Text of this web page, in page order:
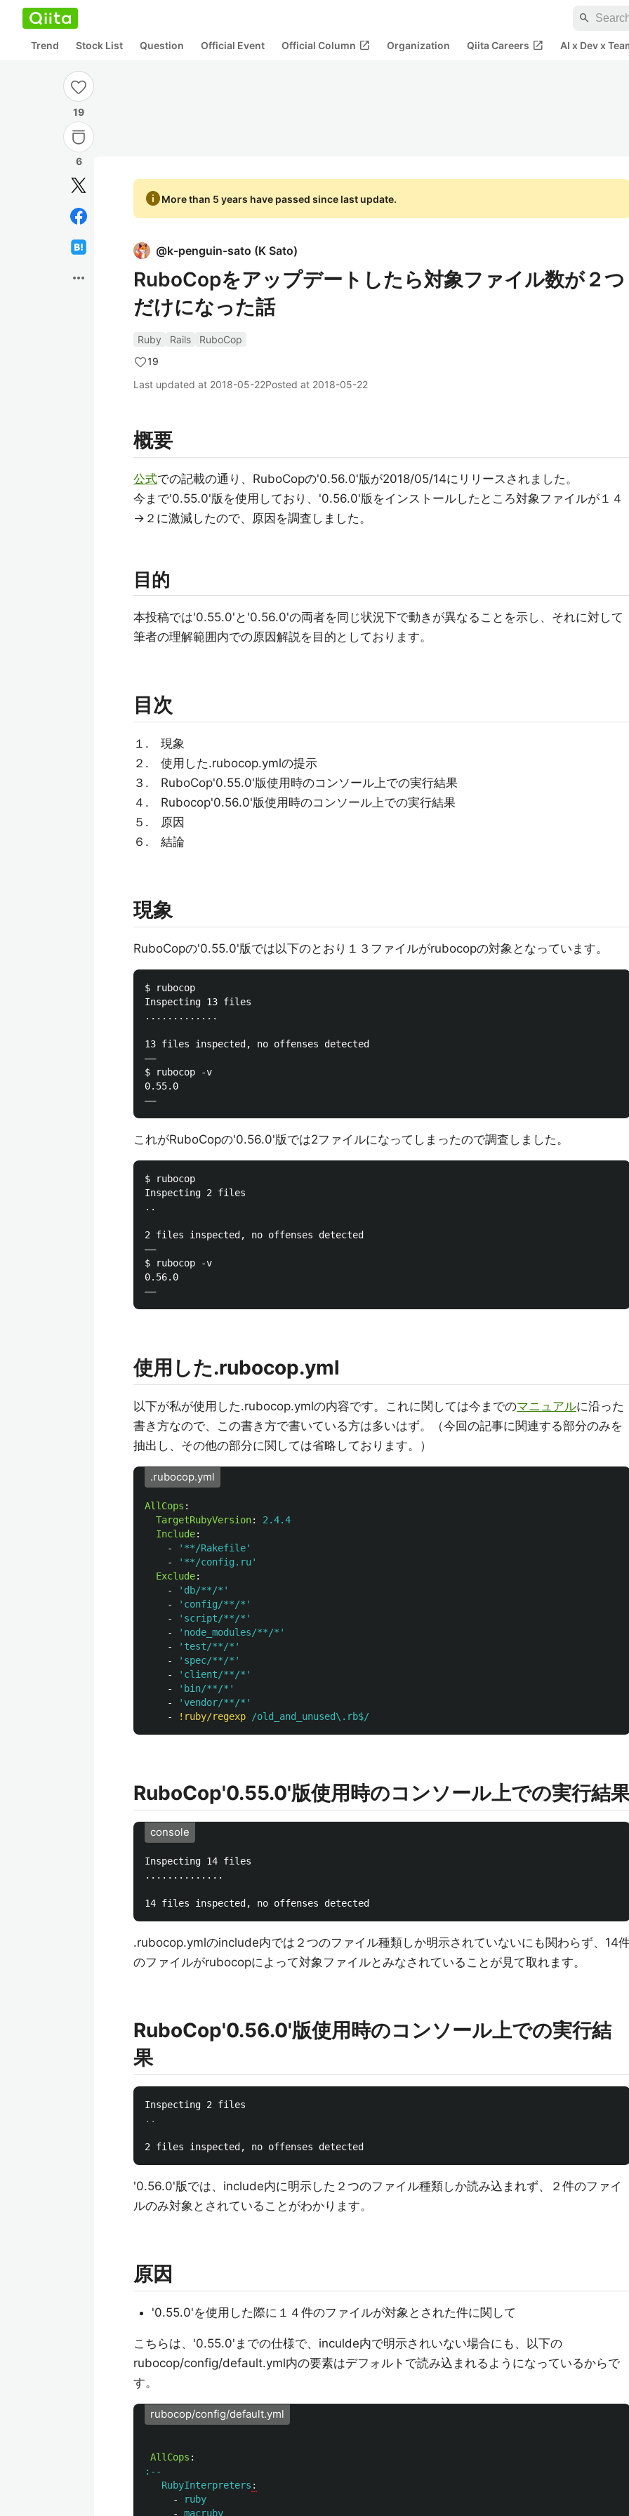
search
Trend Stock List Question Official Event Official Column open_in_new Organization Qiita Careers open_in_new AI x Dev x
19
6
more_horiz
infoMore than 5 years have passed since last update.
@k-penguin-sato (K Sato)
RuboCopをアップデートしたら対象ファイル数が２つ
だけになった話
Ruby Rails
RuboCop
19
Last updated at 2018-05-22Posted at 2018-05-22
概要
公式での記載の通り、RuboCopの'0.56.0'版が2018/05/14にリリースされました。
今まで'0.55.0'版を使用しており、'0.56.0'版をインストールしたところ対象ファイルが１４
→２に激減したので、原因を調査しました。
目的
本投稿では'0.55.0'と'0.56.0'の両者を同じ状況下で動きが異なることを示し、それに対して
筆者の理解範囲内での原因解説を目的としております。
目次
１. 現象
２. 使用した.rubocop.ymlの提示
３. RuboCop'0.55.0'版使用時のコンソール上での実行結果
４. Rubocop'0.56.0'版使用時のコンソール上での実行結果
５. 原因
６. 結論
現象
RuboCopの'0.55.0'版では以下のとおり１３ファイルがrubocopの対象となっています。
$ rubocop
Inspecting 13 files
.............
13 files inspected, no offenses detected
——
$ rubocop -v
0.55.0
これがRuboCopの'0.56.0'版では2ファイルになってしまったので調査しました。
$ rubocop
Inspecting 2 files
..
2 files inspected, no offenses detected
——
$ rubocop -v
0.56.0
使用した.rubocop.yml
以下が私が使用した.rubocop.ymlの内容です。これに関しては今までのマニュアルに沿った
書き方なので、この書き方で書いている方は多いはず。（今回の記事に関連する部分のみを
抽出し、その他の部分に関しては省略しております。）
.rubocop.yml
AllCops :
TargetRubyVersion:
2.4.4
Include:
-
' **/Rakefile'
-
' **/config.ru'
Exclude:
-
' db/**/*'
-
' config/**/*'
-
' script/**/*'
-
' node_modules/**/*'
-
' test/**/*'
-
' spec/**/*'
-
' client/**/*'
-
' bin/**/*'
-
' vendor/**/*'
-
!ruby/regexp /old_and_unused\.rb$/
RuboCop'0.55.0'版使用時のコンソール上での実行結
console
Inspecting 14 files
..............
.rubocop.ymlのinclude内では２つのファイル種類しか明示されていないにも関わらず、14
のファイルがrubocopによって対象ファイルとみなされていることが見て取れます。
RuboCop'0.56.0'版使用時のコンソール上での実行結
果
'0.56.0'版では、include内に明示した２つのファイル種類しか読み込まれず、２件のファイ
ルのみ対象とされていることがわかります。
原因
'0.55.0'を使用した際に１４件のファイルが対象とされた件に関して
こちらは、'0.55.0'までの仕様で、inculde内で明示されいない場合にも、以下の
rubocop/config/default.yml内の要素はデフォルトで読み込まれるようになっているからで
す。
rubocop/config/default.yml
AllCops :
:--
RubyInterpreters :
-
ruby
-
macruby